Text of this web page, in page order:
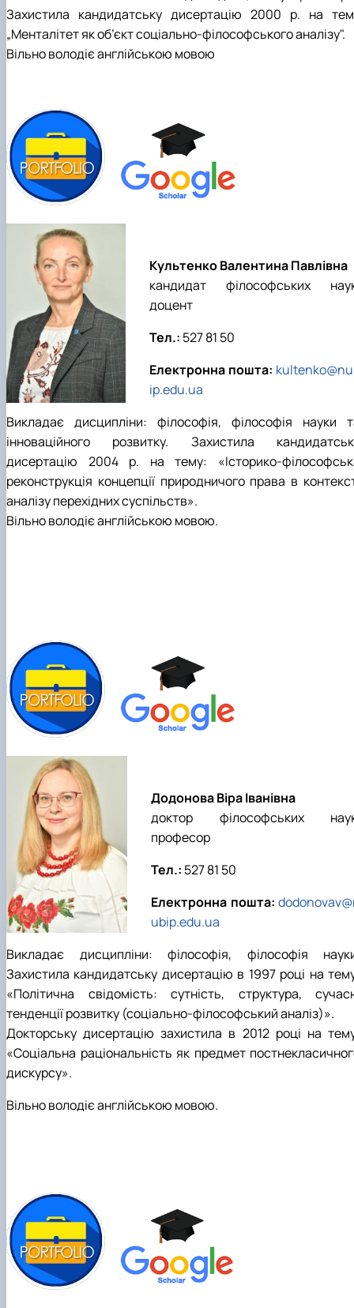
Захистила кандидатську дисертацію 2000 р. на
„Менталітет як об’єкт соціально-філософського аналізу".
Вільно володіє англійською мовою
Kультенко Валентина Павлівна
кандидат філософських
доцент
Тел.: 527 81 50
Електронна пошта:
ip.edu.ua
Викладає дисципліни: філософія, філософія науки
інноваційного розвитку. Захистила
дисертацію 2004 р. на тему: «Історико-
реконструкція концепції природничого права в
аналізу перехідних суспільств».
Вільно володіє англійською мовою.
Додонова Віра Іванівна
доктор філософських
професор
Тел.: 527 81 50
Електронна пошта:
ubip.edu.ua
Викладає дисципліни: філософія, філософія
Захистила кандидатську дисертацію в 1997 році на
«Політична свідомість: сутність, структура,
тенденції розвитку (соціально-філософський аналіз)».
Докторську дисертацію захистила в 2012 році на
«Соціальна раціональність як предмет
дискурсу».
Вільно володіє англійською мовою.